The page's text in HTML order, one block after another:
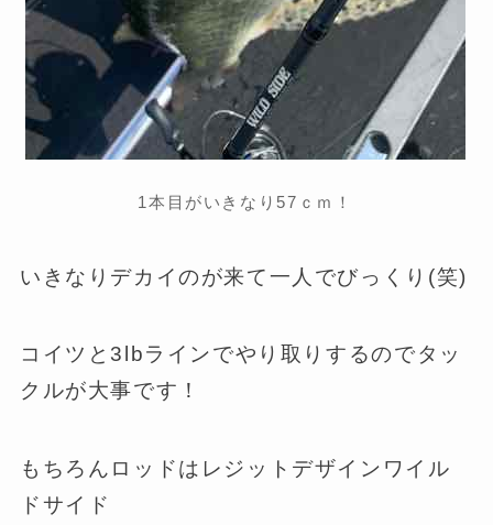
1本目がいきなり57ｃｍ！
いきなりデカイのが来て一人でびっくり(笑)
コイツと3lbラインでやり取りするのでタッ
クルが大事です！
もちろんロッドはレジットデザインワイル
ドサイド